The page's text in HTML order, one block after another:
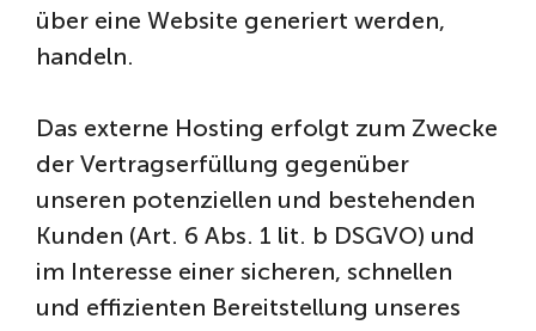
über eine Website generiert werden,
handeln.
Das externe Hosting erfolgt zum Zwecke
der Vertragserfüllung gegenüber
unseren potenziellen und bestehenden
Kunden (Art. 6 Abs. 1 lit. b DSGVO) und
im Interesse einer sicheren, schnellen
und effizienten Bereitstellung unseres